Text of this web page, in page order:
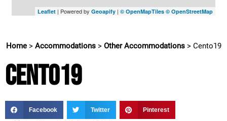
Leaflet | Powered by Geoapify | © OpenMapTiles © OpenStreetMap
Home> Accommodations> Other Accommodations> Cento19
Cento19
Facebook Twitter Pinterest